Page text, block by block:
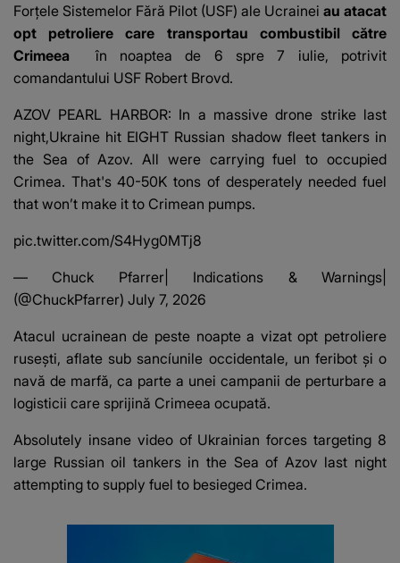
Forțele Sistemelor Fără Pilot (USF) ale Ucrainei au atacat
opt ​​petroliere care transportau combustibil către
Crimeea
în noaptea de 6 spre 7 iulie, potrivit
comandantului USF Robert Brovd.
AZOV PEARL HARBOR: In a massive drone strike last
night,Ukraine hit EIGHT Russian shadow fleet tankers in
the Sea of Azov. All were carrying fuel to occupied
Crimea. That's 40-50K tons of desperately needed fuel
that won’t make it to Crimean pumps.
pic.twitter.com/S4Hyg0MTj8
— Chuck Pfarrer| Indications & Warnings|
(@ChuckPfarrer) July 7, 2026
Atacul ucrainean de peste noapte a vizat opt ​​petroliere
rusești, aflate sub sancíunile occidentale, un feribot și o
navă de marfă, ca parte a unei campanii de perturbare a
logisticii care sprijină Crimeea ocupată.
Absolutely insane video of Ukrainian forces targeting 8
large Russian oil tankers in the Sea of Azov last night
attempting to supply fuel to besieged Crimea.